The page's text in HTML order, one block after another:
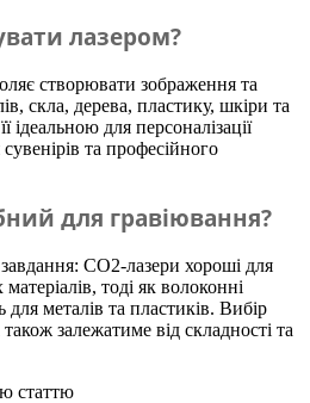
лазером?
створювати зображення та
скла, дерева, пластику, шкіри та
ідеальною для персоналізації
та професійного
для гравіювання?
CO2-лазери хороші для
тоді як волоконні
металів та пластиків. Вибір
залежатиме від складності та
статтю